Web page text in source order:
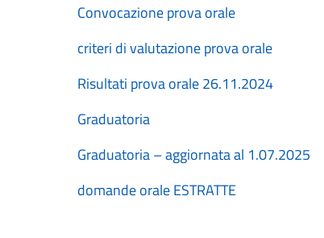
Convocazione prova orale
criteri di valutazione prova orale
Risultati prova orale 26.11.2024
Graduatoria
Graduatoria – aggiornata al 1.07.2025
domande orale ESTRATTE